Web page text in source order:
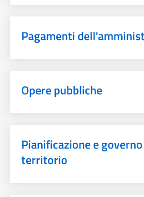
Pagamenti
Opere pubbliche
Pianificazione e
territorio